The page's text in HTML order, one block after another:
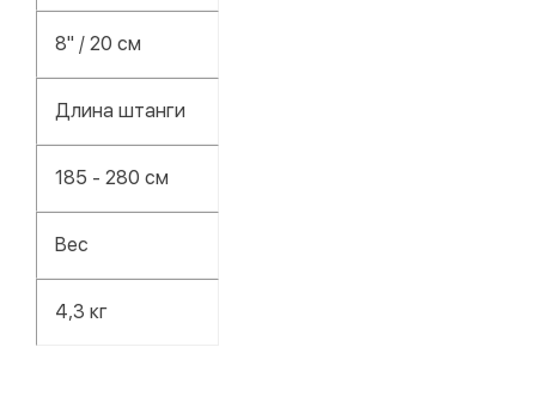
8" / 20 см
Длина штанги
185 - 280 см
Вес
4,3 кг